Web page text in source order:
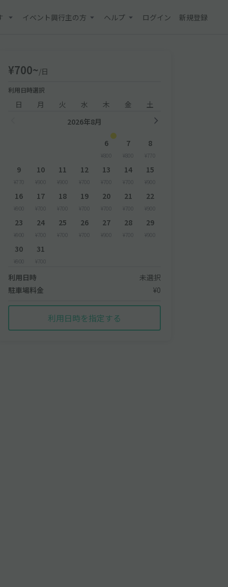
イベント興行主の方 ヘルプ ログイン 新規登録
¥700~/日
利用日時選択
日 月 火 水 木 金
土
2026年8月
6
¥800
7
¥800
8
¥770
9
¥770
10
¥900
11
¥900
12
¥700
13
¥700
14
¥700
15
¥900
16
¥900
17
¥700
18
¥700
19
¥700
20
¥700
21
¥700
22
¥900
23
¥900
24
¥700
25
¥700
26
¥700
27
¥900
28
¥700
29
¥900
30
¥900
31
¥700
利用日時
未選択
駐車場料金
¥0
利用日時を指定する